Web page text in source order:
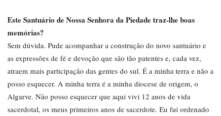
Este Santuário de Nossa Senhora da Piedade traz-lhe boas
memórias?
Sem dúvida. Pude acompanhar a construção do novo santuário e
as expressões de fé e devoção que são tão patentes e, cada vez,
atraem mais participação das gentes do sul. É a minha terra e não a
posso esquecer. A minha terra é a minha diocese de origem, o
Algarve. Não posso esquecer que aqui vivi 12 anos de vida
sacerdotal, os meus primeiros anos de sacerdote. Eu fui ordenado